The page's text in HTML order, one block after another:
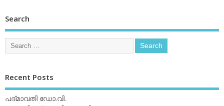
Search
Recent Posts
പദ്മാവതി ഡോ.വി.